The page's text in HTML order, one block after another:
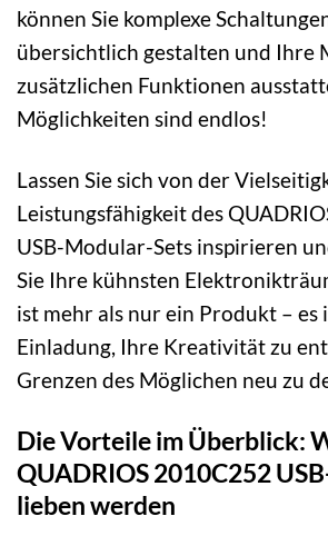
können Sie komplexe
übersichtlich gestalten und Ihre
zusätzlichen Funktionen
Möglichkeiten sind endlos!
Lassen Sie sich von der
Leistungsfähigkeit des
USB-Modular-Sets inspirieren
Sie Ihre kühnsten
ist mehr als nur ein Produkt – es
Einladung, Ihre Kreativität zu
Grenzen des Möglichen neu zu
Die Vorteile im Überblick:
QUADRIOS 2010C252
lieben werden